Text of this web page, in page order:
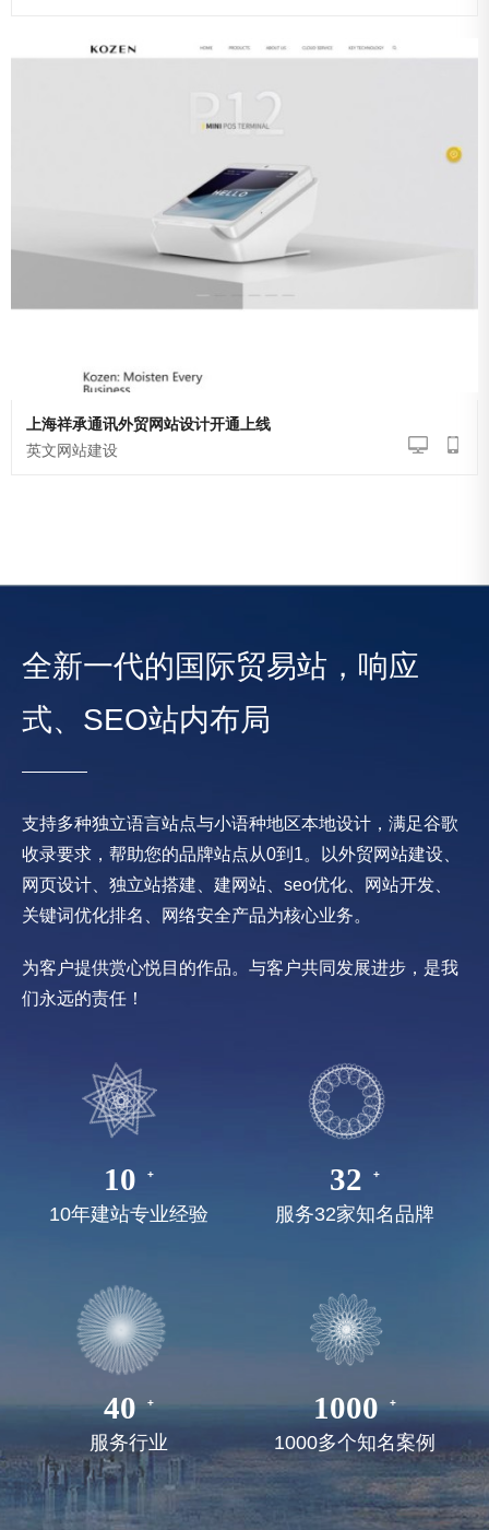
上海祥承通讯外贸网站设计开通上线
英文网站建设
全新一代的国际贸易站，响应
式、SEO站内布局
支持多种独立语言站点与小语种地区本地设计，满足谷歌
收录要求，帮助您的品牌站点从0到1。以外贸网站建设、
网页设计、独立站搭建、建网站、seo优化、网站开发、
关键词优化排名、网络安全产品为核心业务。
为客户提供赏心悦目的作品。与客户共同发展进步，是我
们永远的责任！
10
10年建站专业经验
32
服务32家知名品牌
40
服务行业
1000
1000多个知名案例